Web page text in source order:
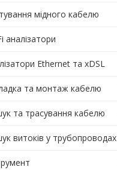
мідного кабелю
аналізатори
Ethernet та xDSL
та монтаж кабелю
та трасування кабелю
витоків у трубопроводах